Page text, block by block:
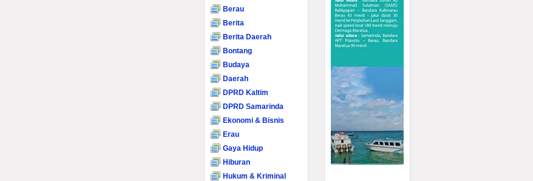
Berau
Berita
Berita Daerah
Bontang
Budaya
Daerah
DPRD Kaltim
DPRD Samarinda
Ekonomi & Bisnis
Erau
Gaya Hidup
Hiburan
Hukum & Kriminal